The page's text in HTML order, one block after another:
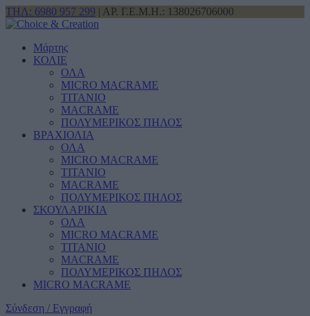
ΤΗΛ: 6980 957 299 | ΑΡ. Γ.Ε.Μ.Η.: 138026706000
Μάρτης
ΚΟΛΙΕ
ΟΛΑ
MICRO MACRAME
ΤΙΤΑΝΙΟ
MACRAME
ΠΟΛΥΜΕΡΙΚΟΣ ΠΗΛΟΣ
ΒΡΑΧΙΟΛΙΑ
ΟΛΑ
MICRO MACRAME
ΤΙΤΑΝΙΟ
MACRAME
ΠΟΛΥΜΕΡΙΚΟΣ ΠΗΛΟΣ
ΣΚΟΥΛΑΡΙΚΙΑ
ΟΛΑ
MICRO MACRAME
ΤΙΤΑΝΙΟ
MACRAME
ΠΟΛΥΜΕΡΙΚΟΣ ΠΗΛΟΣ
MICRO MACRAME
Σύνδεση / Εγγραφή